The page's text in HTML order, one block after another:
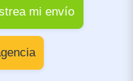
mi envío